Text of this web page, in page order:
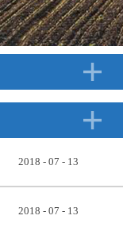
2018 - 07 - 13
2018 - 07 - 13